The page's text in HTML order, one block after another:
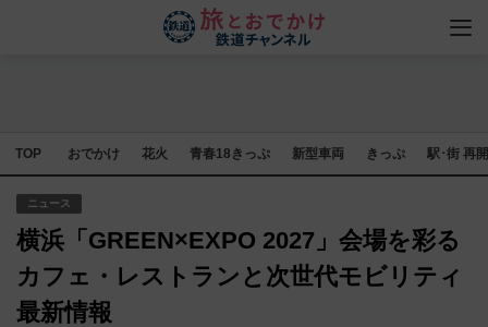
TOP おでかけ 花火 青春18きっぷ 新型車両 きっぷ 駅･街 再
ニュース
横浜「GREEN×EXPO 2027」会場を彩る
カフェ・レストランと次世代モビリティ
最新情報